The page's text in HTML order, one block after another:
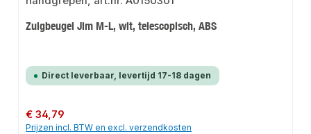
Zuigbeugel Jim M-L, wit, telescopisch, ABS
Direct leverbaar, levertijd 17-18 dagen
Normale prijs:
€ 34,79
Prijzen incl. BTW en excl. verzendkosten